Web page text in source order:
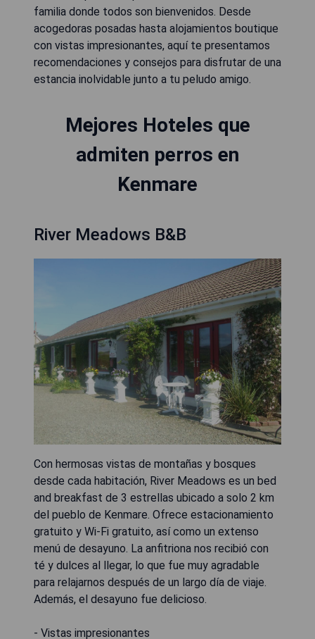
familia donde todos son bienvenidos. Desde
acogedoras posadas hasta alojamientos boutique
con vistas impresionantes, aquí te presentamos
recomendaciones y consejos para disfrutar de una
estancia inolvidable junto a tu peludo amigo.
Mejores Hoteles que
admiten perros en
Kenmare
River Meadows B&B
Con hermosas vistas de montañas y bosques
desde cada habitación, River Meadows es un bed
and breakfast de 3 estrellas ubicado a solo 2 km
del pueblo de Kenmare. Ofrece estacionamiento
gratuito y Wi-Fi gratuito, así como un extenso
menú de desayuno. La anfitriona nos recibió con
té y dulces al llegar, lo que fue muy agradable
para relajarnos después de un largo día de viaje.
Además, el desayuno fue delicioso.
- Vistas impresionantes